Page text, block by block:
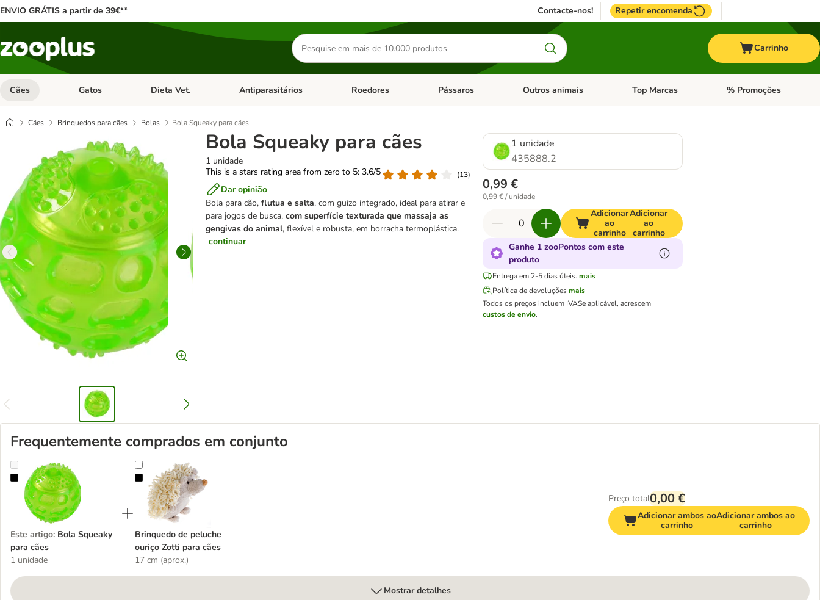
ENVIO GRÁTIS a partir de 39€** Contacte-nos! Repetir encomenda
Pesquisar
produtos
Carrinho
Cães Abrir menu de categoria: Cães
Gatos Abrir menu de categoria: Gatos
Dieta Vet. Abrir menu de categoria: Dieta Vet.
Antiparasitários Abrir menu de categoria: Antiparasitários
Roedores Abrir menu de categoria: Roedores
Pássaros Abrir menu de categoria: Pássaros
Outros animais Abrir menu de categoria: Outros animais
Top Marcas Abrir menu de categoria:
% Promoções
Cães Brinquedos para cães Bolas Bola Squeaky para cães
Bola Squeaky para cães
1 unidade
This is a stars rating area from zero to 5: 3.6/5
(13)
Dar opinião
Bola para cão,flutua e salta, com guizo integrado, ideal para atirar e
para jogos de busca,com superfície texturada que massaja as
gengivas do animal, flexível e robusta, em borracha termoplástica.
continuar
1 unidade
435888.2
0,99 €
0,99 € / unidade
Adicionar
ao
carrinho
Adicionar
ao
carrinho
Ganhe 1 zooPontos com este
produto
Entrega em 2-5 dias úteis. mais
Política de devoluçõesmais
Todos os preços incluem IVASe aplicável, acrescem
custos de envio.
Frequentemente comprados em conjunto
Bola Squeaky para cães
Este artigo: Bola Squeaky
para cães
1 unidade
Brinquedo de peluche ouriço Zotti para cães
Brinquedo de peluche
ouriço Zotti para cães
17 cm (aprox.)
Preço total0,00 €
Adicionar ambos ao
carrinho
Adicionar ambos ao
carrinho
Mostrar detalhes